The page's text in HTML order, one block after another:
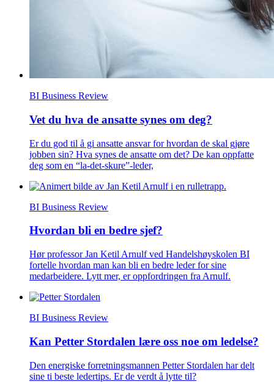
BI Business Review
Vet du hva de ansatte synes om deg?
Er du god til å gi ansatte ansvar for hvordan de skal gjøre
jobben sin? Hva synes de ansatte om det? De kan oppfatte
deg som en “la-det-skure”-leder,
BI Business Review
Hvordan bli en bedre sjef?
Hør professor Jan Ketil Arnulf ved Handelshøyskolen BI
fortelle hvordan man kan bli en bedre leder for sine
medarbeidere. Lytt mer, er oppfordringen fra Arnulf.
BI Business Review
Kan Petter Stordalen lære oss noe om ledelse?
Den energiske forretningsmannen Petter Stordalen har delt
sine ti beste ledertips. Er de verdt å lytte til?